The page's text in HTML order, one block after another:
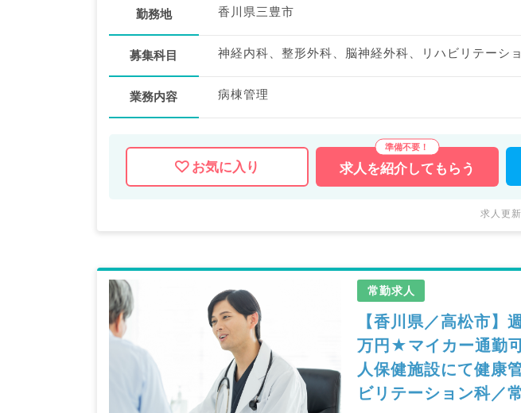
勤務地 香川県三豊市
募集科目
業務内容 病棟管理
お気に入り 求人を紹介してもらう
求人更
常勤求人
【香川県／高松市
万円★マイカー通勤
人保健施設にて健康
ビリテーション科／常